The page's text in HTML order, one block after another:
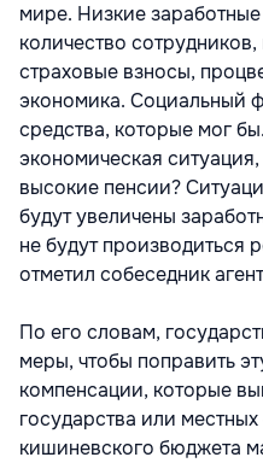
мире. Низкие
количество
страховые взносы,
экономика. Социальный
средства, которые мог
экономическая ситуация,
высокие пенсии?
будут увеличены
не будут производиться
отметил собеседник
По его словам,
меры, чтобы поправить
компенсации, которые
государства или
кишиневского бюджета